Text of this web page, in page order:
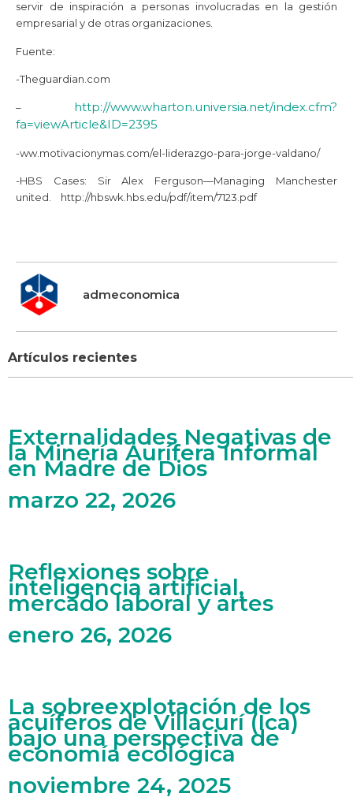
servir de inspiración a personas involucradas en la gestión
empresarial y de otras organizaciones.
Fuente:
-Theguardian.com
– http://www.wharton.universia.net/index.cfm?
fa=viewArticle&ID=2395
-ww.motivacionymas.com/el-liderazgo-para-jorge-valdano/
-HBS Cases: Sir Alex Ferguson—Managing Manchester
united. http://hbswk.hbs.edu/pdf/item/7123.pdf
admeconomica
Artículos recientes
Externalidades Negativas de
la Minería Aurífera Informal
en Madre de Dios
marzo 22, 2026
Reflexiones sobre
inteligencia artificial,
mercado laboral y artes
enero 26, 2026
La sobreexplotación de los
acuíferos de Villacurí (Ica)
bajo una perspectiva de
economía ecológica
noviembre 24, 2025